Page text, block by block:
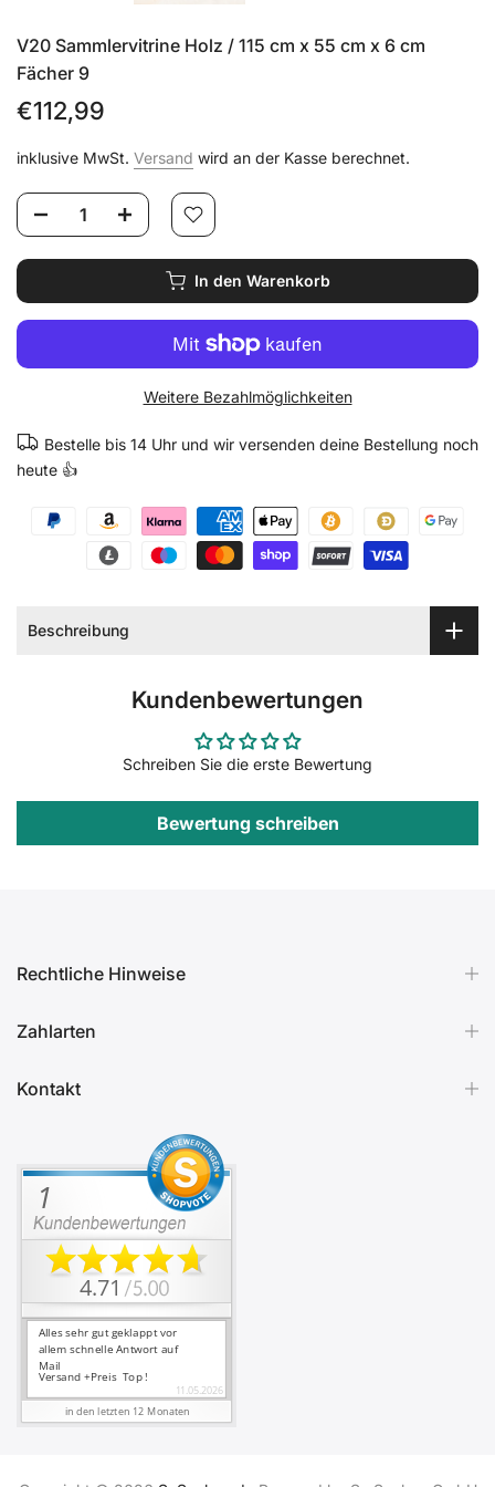
V20 Sammlervitrine Holz / 115 cm x 55 cm x 6 cm
Fächer 9
€112,99
inklusive MwSt. Versand wird an der Kasse berechnet.
In den Warenkorb
Weitere Bezahlmöglichkeiten
Bestelle bis 14 Uhr und wir versenden deine Bestellung noch
heute 👍
Beschreibung
Kundenbewertungen
Schreiben Sie die erste Bewertung
Bewertung schreiben
Rechtliche Hinweise
Zahlarten
Kontakt